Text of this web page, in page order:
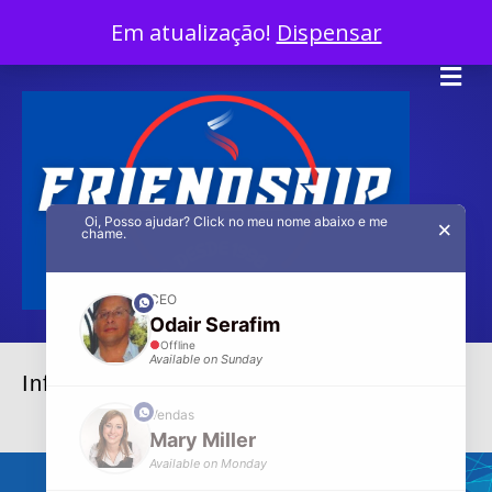
Em atualização! Dispensar
Facebook
TwitterLinkedinYoutubeInstagram
TiktokX-twitter
Informática & ADM
×
Oi, Posso ajudar? Click no meu nome abaixo e me
chame.
phone CEO
Odair Serafim
Offline
Available on Sunday
phone Vendas
Mary Miller
Available on Monday